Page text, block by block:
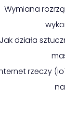
Wymiana
Jak działa
rzeczy